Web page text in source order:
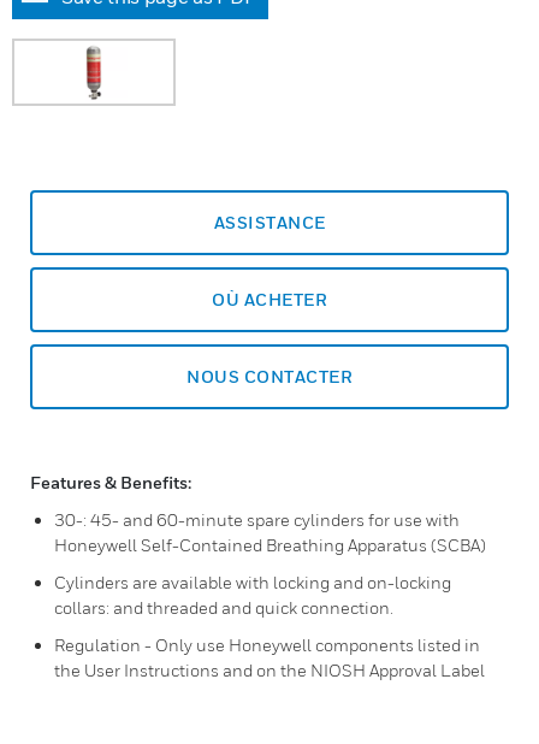
ASSISTANCE
OÙ ACHETER
NOUS CONTACTER
Features & Benefits:
30-: 45- and 60-minute spare cylinders for use with
Honeywell Self-Contained Breathing Apparatus (SCBA)
Cylinders are available with locking and on-locking
collars: and threaded and quick connection.
Regulation - Only use Honeywell components listed in
the User Instructions and on the NIOSH Approval Label